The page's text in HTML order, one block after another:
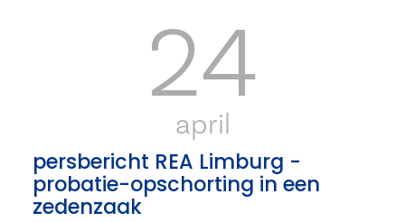
24
april
persbericht REA Limburg -
probatie-opschorting in een
zedenzaak